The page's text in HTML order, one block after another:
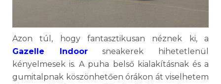
Azon túl, hogy fantasztikusan néznek ki, a
Gazelle Indoorsneakerek hihetetlenül
kényelmesek is. A puha belső kialakításnak és a
gumitalpnak köszönhetően órákon át viselhetem